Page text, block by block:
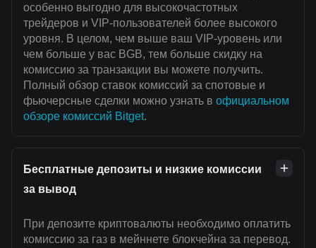
особенно выгодно для высокочастотных
трейдеров и VIP-пользователей более высокого
уровня. В целом, чем выше ваш VIP-уровень или
чем больше у вас BGB, тем больше скидку на
комиссию за транзакции вы можете получить.
Полный обзор ставок комиссий за спотовые и
фьючерсные сделки можно узнать в официальном
обзоре комиссий Bitget.
Бесплатные депозиты и низкие комиссии
за вывод
При депозите криптовалюты необходимо оплатить
комиссию за газ в мейннете блокчейна за перевод.